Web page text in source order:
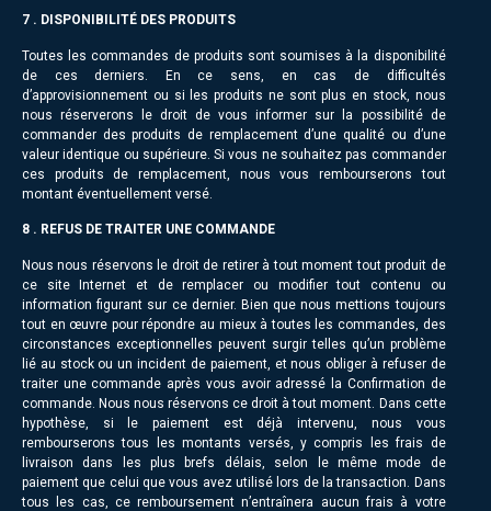
7 . DISPONIBILITÉ DES PRODUITS
Toutes les commandes de produits sont soumises à la disponibilité
de ces derniers. En ce sens, en cas de difficultés
d’approvisionnement ou si les produits ne sont plus en stock, nous
nous réserverons le droit de vous informer sur la possibilité de
commander des produits de remplacement d’une qualité ou d’une
valeur identique ou supérieure. Si vous ne souhaitez pas commander
ces produits de remplacement, nous vous rembourserons tout
montant éventuellement versé.
8 . REFUS DE TRAITER UNE COMMANDE
Nous nous réservons le droit de retirer à tout moment tout produit de
ce site Internet et de remplacer ou modifier tout contenu ou
information figurant sur ce dernier. Bien que nous mettions toujours
tout en œuvre pour répondre au mieux à toutes les commandes, des
circonstances exceptionnelles peuvent surgir telles qu’un problème
lié au stock ou un incident de paiement, et nous obliger à refuser de
traiter une commande après vous avoir adressé la Confirmation de
commande. Nous nous réservons ce droit à tout moment. Dans cette
hypothèse, si le paiement est déjà intervenu, nous vous
rembourserons tous les montants versés, y compris les frais de
livraison dans les plus brefs délais, selon le même mode de
paiement que celui que vous avez utilisé lors de la transaction. Dans
tous les cas, ce remboursement n’entraînera aucun frais à votre